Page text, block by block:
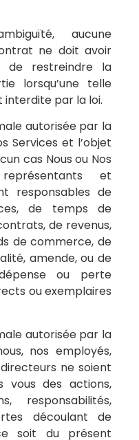
aucune
ne doit avoir
de restreindre la
lorsqu’une telle
interdite par la loi.
autorisée par la
Services et l’objet
cas Nous ou Nos
et
responsables de
de temps de
de revenus,
de commerce, de
amende, ou de
ou perte
ou exemplaires
autorisée par la
nos employés,
ne soient
vous des actions,
responsabilités,
découlant de
soit du présent